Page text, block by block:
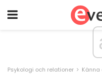
Psykologi och relationer